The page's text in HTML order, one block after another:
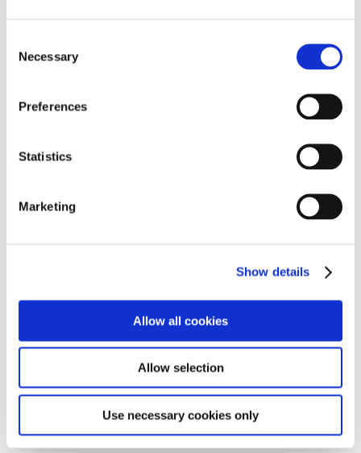
Selection
Necessary
Preferences
Statistics
Marketing
Show details
Allow all cookies
Allow selection
Use necessary cookies only
Hirschmann , Veit Hofmann , Gerhard Kettner , Ingo
Kirchner , Wolfgang Mattheuer , Alfred T. Mörstedt , Rolf
Sandberg , Erika Stürmer-Alex , Hans Ticha , Andreas
Wachter , Claus Weidensdorfer , Karla Woisnitza , Axel
LOOCK Galerie
Meyer Riegger Lin Olschowka
Mies van der Rohe Haus
Ikemura , Lee Bae , a.o.
Niloufar Emamifar, Lisa Jo, Laura Langer,
MOUNTAINS Martina Kügler , Monika Maurer-